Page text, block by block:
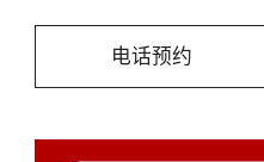
电话预约